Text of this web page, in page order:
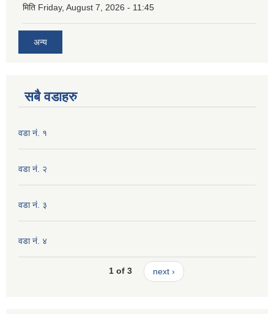
मिति Friday, August 7, 2026 - 11:45
अन्य
सबै वडाहरु
वडा नं. १
वडा नं. २
वडा नं. ३
वडा नं. ४
1 of 3 next ›